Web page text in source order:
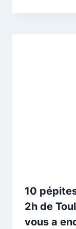
10
2h de
vous a